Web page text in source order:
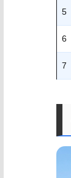
5
6
7